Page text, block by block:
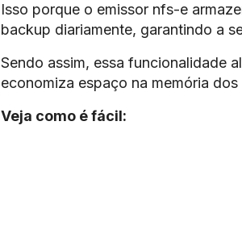
Isso porque o emissor nfs-e
backup diariamente, garantindo a
Sendo assim, essa funcionalidade
economiza espaço na memória
Veja como é fácil: